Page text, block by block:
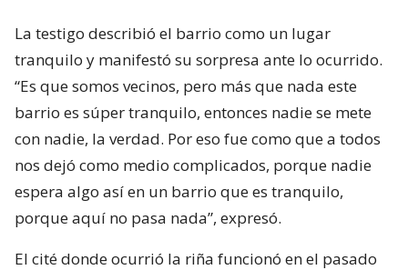
La testigo describió el barrio como un lugar
tranquilo y manifestó su sorpresa ante lo ocurrido.
“Es que somos vecinos, pero más que nada este
barrio es súper tranquilo, entonces nadie se mete
con nadie, la verdad. Por eso fue como que a todos
nos dejó como medio complicados, porque nadie
espera algo así en un barrio que es tranquilo,
porque aquí no pasa nada”, expresó.
El cité donde ocurrió la riña funcionó en el pasado